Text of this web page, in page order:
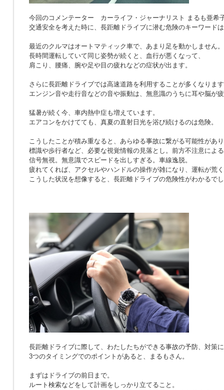
今回のコメンテーター カーライフ・ジャーナリスト まるも亜希
交通安全を考えた時に、長距離ドライブに潜む危険のキーワード
最近のクルマはオートマティック車で、あまり足を動かしません。
長時間運転していて同じ姿勢が続くと、血行が悪くなって、
肩こり、腰痛、腕や足や目の疲れなどの症状が出ます。
さらに長距離ドライブでは高速道路を利用することが多くなりま
エンジン音や走行音などの音や振動は、無意識のうちに耳や脳が
猛暑が続く今、車内熱中症も増えています。
エアコンをかけてても、真夏の直射日光を浴び続けるのは危険。
こうしたことが積み重なると、あらゆる事故に繋がる可能性があ
標識や歩行者など、必要な視覚情報の見落とし。前方不注意によ
信号無視。無意識でスピードを出しすぎる。車線逸脱。
疲れてくれば、アクセルやハンドルの操作が雑になり、運転が荒
こうした状況を想像すると、長距離ドライブの危険性がわかるで
長距離ドライブに際して、わたしたちができる事故の予防、対策
3つのタイミングでのポイントがあると、まるもさん。
まずはドライブの前日まで。
ルート検索などをして計画をしっかり立てること。